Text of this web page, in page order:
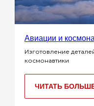
Авиации и
Изготовление
космонавтики
ЧИТАТЬ